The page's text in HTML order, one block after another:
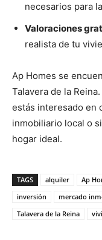
necesarios para
Valoraciones
realista de tu
Ap Homes se
Talavera de la
estás interesado en
inmobiliario local o
hogar ideal.
TAGS alquiler Ap
inversión
mercado
Talavera de la Reina